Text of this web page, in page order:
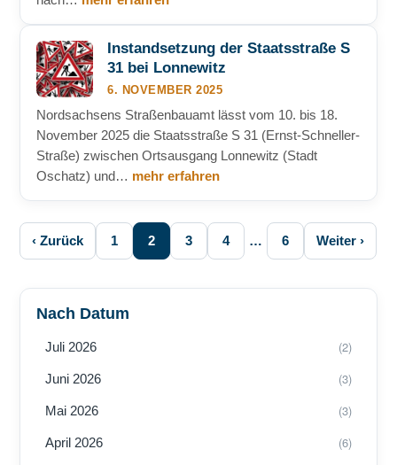
Instandsetzung der Staatsstraße S
31 bei Lonnewitz
6. NOVEMBER 2025
Nordsachsens Straßenbauamt lässt vom 10. bis 18.
November 2025 die Staatsstraße S 31 (Ernst-Schneller-
Straße) zwischen Ortsausgang Lonnewitz (Stadt
Oschatz) und… mehr erfahren
‹ Zurück 1 2 3 4 … 6 Weiter ›
Nach Datum
Juli 2026 (2)
Juni 2026 (3)
Mai 2026 (3)
April 2026 (6)